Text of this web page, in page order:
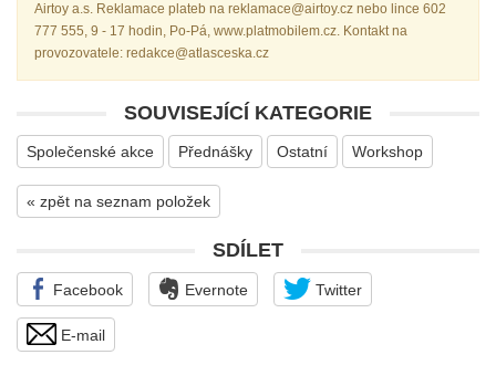
Airtoy a.s. Reklamace plateb na reklamace@airtoy.cz nebo lince 602
777 555, 9 - 17 hodin, Po-Pá, www.platmobilem.cz. Kontakt na
provozovatele: redakce@atlasceska.cz
SOUVISEJÍCÍ KATEGORIE
Společenské akce Přednášky Ostatní Workshop
« zpět na seznam položek
SDÍLET
Facebook Evernote Twitter
E-mail